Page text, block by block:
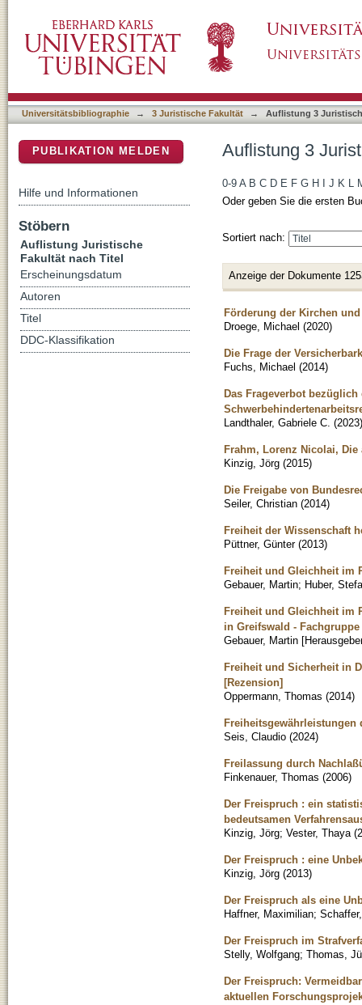
Universitätsbibliographie → 3 Juristische Fakultät → Auflistung 3
Auflistung 3
0-9 A B C D E F G H J K L
Oder geben Sie die ersten
Sortiert nach:
Anzeige der Dokumente
Förderung der Kirchen
Droege, Michael (2020)
Die Frage der
Fuchs, Michael (2014)
Das Frageverbot bezüglich
Landthaler, Gabriele C. (2023)
Frahm, Lorenz Nicolai,
Kinzig, Jörg (2015)
Die Freigabe von
Seiler, Christian (2014)
Freiheit der Wissenschaft
Püttner, Günter (2013)
Freiheit und Gleichheit im
Gebauer, Martin; Huber,
Freiheit und Gleichheit im
in Greifswald -
Gebauer, Martin
Freiheit und Sicherheit in
[Rezension]
Oppermann, Thomas (2014)
Freiheitsgewährleistungen
Seis, Claudio (2024)
Freilassung durch
Finkenauer, Thomas (2006)
Der Freispruch : ein
bedeutsamen
Kinzig, Jörg; Vester, Thaya (
Der Freispruch : eine
Kinzig, Jörg (2013)
Der Freispruch als eine
Haffner, Maximilian;
Der Freispruch im
Stelly, Wolfgang; Thomas,
Der Freispruch:
aktuellen
PUBLIKATION MELDEN
Hilfe und Informationen
Stöbern
Auflistung Juristische
Fakultät nach Titel
Erscheinungsdatum
Autoren
Titel
DDC-Klassifikation